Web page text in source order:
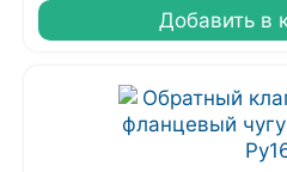
Добавить в